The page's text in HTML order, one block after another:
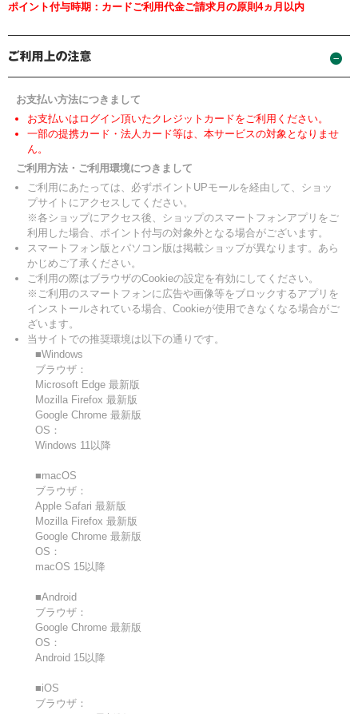
ポイント付与時期：カードご利用代金ご請求月の原則4ヵ月以内
お支払い方法につきまして
お支払いはログイン頂いたクレジットカードをご利用ください。
一部の提携カード・法人カード等は、本サービスの対象となりませ
ん。
ご利用方法・ご利用環境につきまして
ご利用にあたっては、必ずポイントUPモールを経由して、ショッ
プサイトにアクセスしてください。
※各ショップにアクセス後、ショップのスマートフォンアプリをご
利用した場合、ポイント付与の対象外となる場合がございます。
スマートフォン版とパソコン版は掲載ショップが異なります。あら
かじめご了承ください。
ご利用の際はブラウザのCookieの設定を有効にしてください。
※ご利用のスマートフォンに広告や画像等をブロックするアプリを
インストールされている場合、Cookieが使用できなくなる場合がご
ざいます。
当サイトでの推奨環境は以下の通りです。
■Windows
ブラウザ：
Microsoft Edge 最新版
Mozilla Firefox 最新版
Google Chrome 最新版
OS：
Windows 11以降
■macOS
ブラウザ：
Apple Safari 最新版
Mozilla Firefox 最新版
Google Chrome 最新版
OS：
macOS 15以降
■Android
ブラウザ：
Google Chrome 最新版
OS：
Android 15以降
■iOS
ブラウザ：